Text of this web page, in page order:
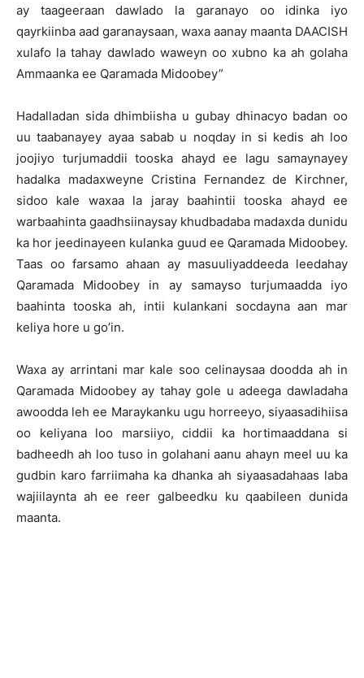
ay taageeraan dawlado la garanayo oo idinka iyo
qayrkiinba aad garanaysaan, waxa aanay maanta DAACISH
xulafo la tahay dawlado waweyn oo xubno ka ah golaha
Ammaanka ee Qaramada Midoobey”
Hadalladan sida dhimbiisha u gubay dhinacyo badan oo
uu taabanayey ayaa sabab u noqday in si kedis ah loo
joojiyo turjumaddii tooska ahayd ee lagu samaynayey
hadalka madaxweyne Cristina Fernandez de Kirchner,
sidoo kale waxaa la jaray baahintii tooska ahayd ee
warbaahinta gaadhsiinaysay khudbadaba madaxda dunidu
ka hor jeedinayeen kulanka guud ee Qaramada Midoobey.
Taas oo farsamo ahaan ay masuuliyaddeeda leedahay
Qaramada Midoobey in ay samayso turjumaadda iyo
baahinta tooska ah, intii kulankani socdayna aan mar
keliya hore u go’in.
Waxa ay arrintani mar kale soo celinaysaa doodda ah in
Qaramada Midoobey ay tahay gole u adeega dawladaha
awoodda leh ee Maraykanku ugu horreeyo, siyaasadihiisa
oo keliyana loo marsiiyo, ciddii ka hortimaaddana si
badheedh ah loo tuso in golahani aanu ahayn meel uu ka
gudbin karo farriimaha ka dhanka ah siyaasadahaas laba
wajiilaynta ah ee reer galbeedku ku qaabileen dunida
maanta.